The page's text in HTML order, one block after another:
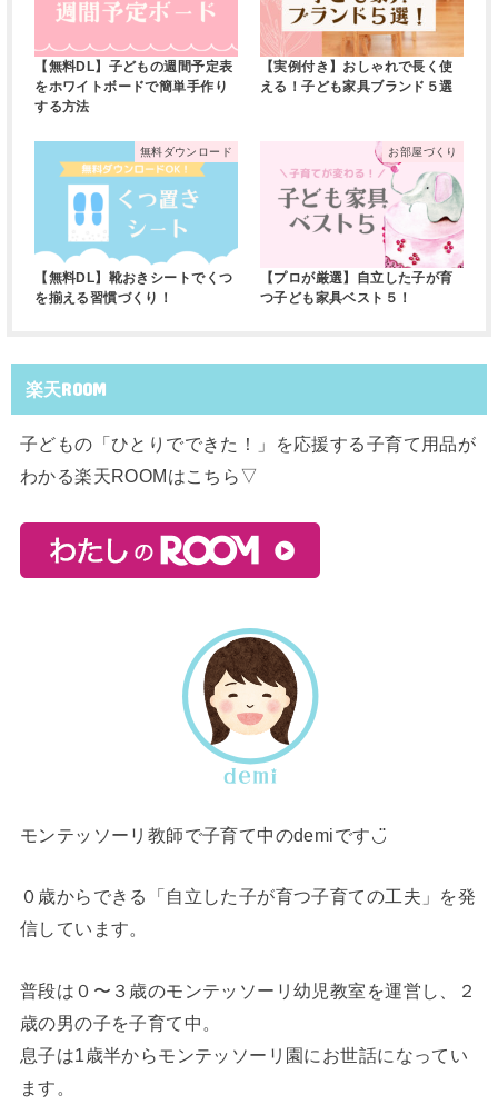
【無料DL】子どもの週間予定表
をホワイトボードで簡単手作り
する方法
【実例付き】おしゃれで長く使
える！子ども家具ブランド５選
無料ダウンロード
【無料DL】靴おきシートでくつ
を揃える習慣づくり！
お部屋づくり
【プロが厳選】自立した子が育
つ子ども家具ベスト５！
楽天ROOM
子どもの「ひとりでできた！」を応援する子育て用品が
わかる楽天ROOMはこちら▽
モンテッソーリ教師で子育て中のdemiです◡̈
０歳からできる「自立した子が育つ子育ての工夫」を発
信しています。
普段は０〜３歳のモンテッソーリ幼児教室を運営し、２
歳の男の子を子育て中。
息子は1歳半からモンテッソーリ園にお世話になってい
ます。